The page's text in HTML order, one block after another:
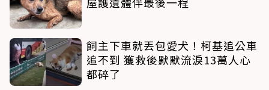
飼主下車就丟包愛犬！柯基追公車
追不到 獲救後默默流淚13萬人心
都碎了